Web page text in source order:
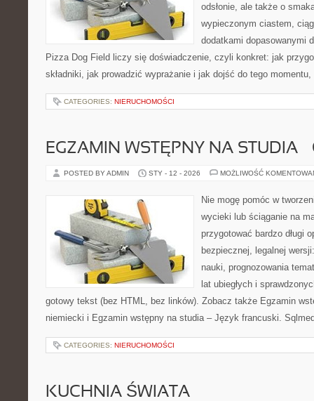
odsłonie, ale także o
wypieczonym ciastem,
dodatkami dopasowanymi
Pizza Dog Field liczy się doświadczenie, czyli konkret: jak
składniki, jak prowadzić wyprażanie i jak dojść do tego
CATEGORIES: NIERUCHOMOŚCI
EGZAMIN WSTĘPNY NA STUDIA –
POSTED BY ADMIN STY - 12 - 2026 MOŻLIWOŚĆ
Nie mogę pomóc w
wycieki lub ściąganie na
przygotować bardzo długi
bezpiecznej, legalnej
nauki, prognozowania
lat ubiegłych i
gotowy tekst (bez HTML, bez linków). Zobacz także Egzamin
niemiecki i Egzamin wstępny na studia – Język francuski.
CATEGORIES: NIERUCHOMOŚCI
KUCHNIA ŚWIATA